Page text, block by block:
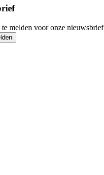
melden voor onze nieuwsbrief